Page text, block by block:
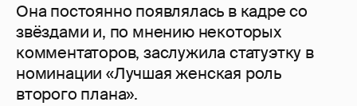
Она постоянно появлялась в кадре со
звёздами и, по мнению некоторых
комментаторов, заслужила статуэтку в
номинации «Лучшая женская роль
второго плана».